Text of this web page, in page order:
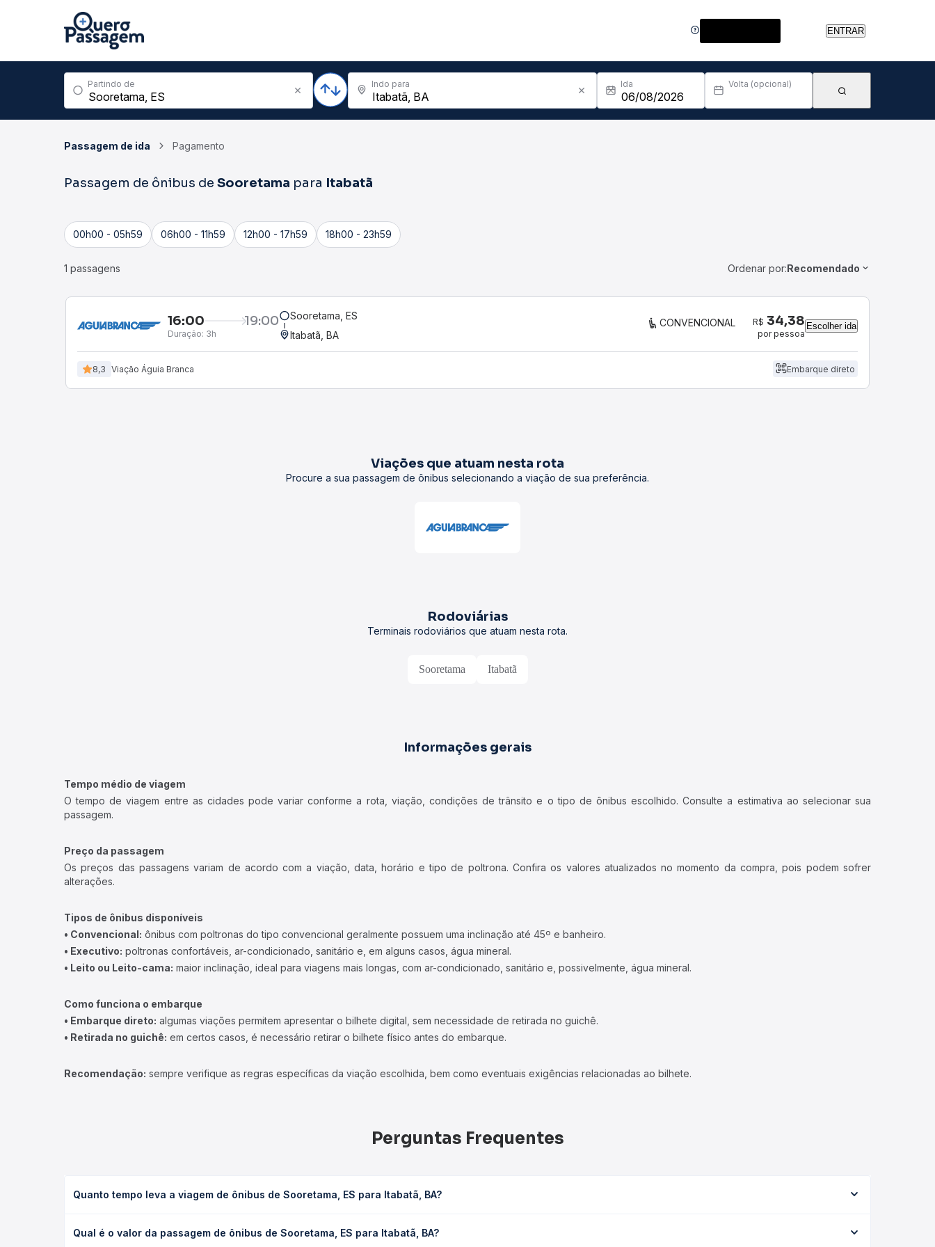
ENTRAR
Partindo de Indo para Ida Volta (opcional)
Passagem de ida Pagamento
Passagem de ônibus de Sooretama para Itabatã
00h00 - 05h59 06h00 - 11h59 12h00 - 17h59 18h00 - 23h59
1 passagens Ordenar por:Recomendado
16:00 19:00
Duração: 3h
Sooretama, ES
Itabatã, BA
CONVENCIONAL R$ 34,38
por pessoa
Escolher ida
8,3 Viação Águia Branca Embarque direto
Viações que atuam nesta rota
Procure a sua passagem de ônibus selecionando a viação de sua preferência.
Rodoviárias
Terminais rodoviários que atuam nesta rota.
Sooretama Itabatã
Informações gerais
Tempo médio de viagem
O tempo de viagem entre as cidades pode variar conforme a rota, viação, condições de trânsito e o tipo de ônibus escolhido. Consulte a estimativa ao selecionar sua
passagem.
Preço da passagem
Os preços das passagens variam de acordo com a viação, data, horário e tipo de poltrona. Confira os valores atualizados no momento da compra, pois podem sofrer
alterações.
Tipos de ônibus disponíveis
• Convencional: ônibus com poltronas do tipo convencional geralmente possuem uma inclinação até 45º e banheiro.
• Executivo: poltronas confortáveis, ar-condicionado, sanitário e, em alguns casos, água mineral.
• Leito ou Leito-cama: maior inclinação, ideal para viagens mais longas, com ar-condicionado, sanitário e, possivelmente, água mineral.
Como funciona o embarque
• Embarque direto: algumas viações permitem apresentar o bilhete digital, sem necessidade de retirada no guichê.
• Retirada no guichê: em certos casos, é necessário retirar o bilhete físico antes do embarque.
Recomendação: sempre verifique as regras específicas da viação escolhida, bem como eventuais exigências relacionadas ao bilhete.
Perguntas Frequentes
Quanto tempo leva a viagem de ônibus de Sooretama, ES para Itabatã, BA?
condições de tráfego. Na Quero Passagem você consulta os horários disponíveis e vê a duração exata de cada opção na data desejada.
Qual é o valor da passagem de ônibus de Sooretama, ES para Itabatã, BA?